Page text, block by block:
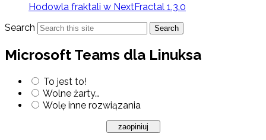
Hodowla fraktali w NextFractal 1.3.0
Search
Search
Microsoft Teams dla Linuksa
To jest to!
Wolne żarty…
Wolę inne rozwiązania